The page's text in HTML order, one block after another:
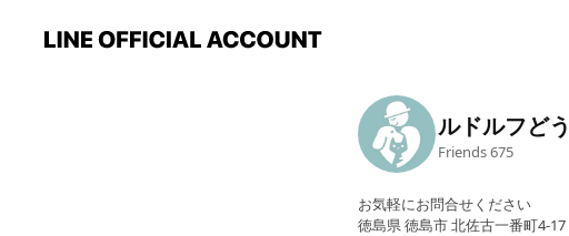
ルドルフど
Friends675
お気軽にお問合せください
徳島県 徳島市 北佐古一番町4-17